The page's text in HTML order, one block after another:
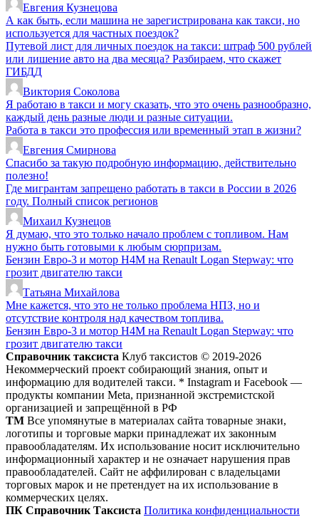
Евгения Кузнецова
А как быть, если машина не зарегистрирована как такси, но
используется для частных поездок?
Путевой лист для личных поездок на такси: штраф 500 рублей
или лишение авто на два месяца? Разбираем, что скажет
ГИБДД
Виктория Соколова
Я работаю в такси и могу сказать, что это очень разнообразно,
каждый день разные люди и разные ситуации.
Работа в такси это профессия или временный этап в жизни?
Евгения Смирнова
Спасибо за такую подробную информацию, действительно
полезно!
Где мигрантам запрещено работать в такси в России в 2026
году. Полный список регионов
Михаил Кузнецов
Я думаю, что это только начало проблем с топливом. Нам
нужно быть готовыми к любым сюрпризам.
Бензин Евро-3 и мотор H4M на Renault Logan Stepway: что
грозит двигателю такси
Татьяна Михайлова
Мне кажется, что это не только проблема НПЗ, но и
отсутствие контроля над качеством топлива.
Бензин Евро-3 и мотор H4M на Renault Logan Stepway: что
грозит двигателю такси
Справочник таксиста Клуб таксистов © 2019-2026
Некоммерческий проект собирающий знания, опыт и
информацию для водителей такси. * Instagram и Facebook —
продукты компании Meta, признанной экстремистской
организацией и запрещённой в РФ
ТМ Все упомянутые в материалах сайта товарные знаки,
логотипы и торговые марки принадлежат их законным
правообладателям. Их использование носит исключительно
информационный характер и не означает нарушения прав
правообладателей. Сайт не аффилирован с владельцами
торговых марок и не претендует на их использование в
коммерческих целях.
ПК Справочник Таксиста Политика конфиденциальности